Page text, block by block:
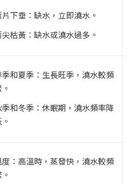
下垂：缺水，立即澆水。
枯黃：缺水或澆水過多。
和夏季：生長旺季，澆水較頻
季和冬季：休眠期，澆水頻率降
度：高溫時，蒸發快，澆水較頻